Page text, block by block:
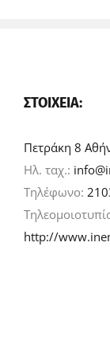
ΣΤΟΙΧΕΊΑ:
Πετράκη 8
Ηλ. ταχ.:
Τηλέφωνο:
http://